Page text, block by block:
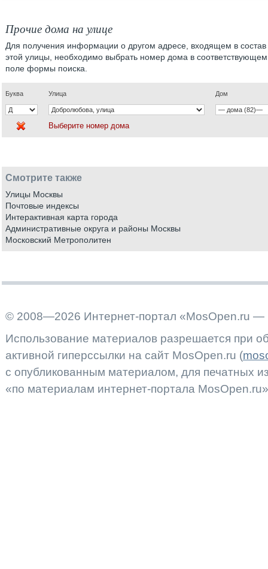
Прочие дома на улице
Для получения информации о другом адресе, входящем в состав
этой улицы, необходимо выбрать номер дома в соответствующем
поле формы поиска.
Буква Улица Дом
Выберите номер дома
Смотрите также
Улицы Москвы
Почтовые индексы
Интерактивная карта города
Административные округа и районы Москвы
Московский Метрополитен
© 2008—2026 Интернет-портал «MosOpen.ru —
Использование материалов разрешается при
активной гиперссылки на сайт MosOpen.ru (
с опубликованным материалом, для печатных
«по материалам интернет-портала